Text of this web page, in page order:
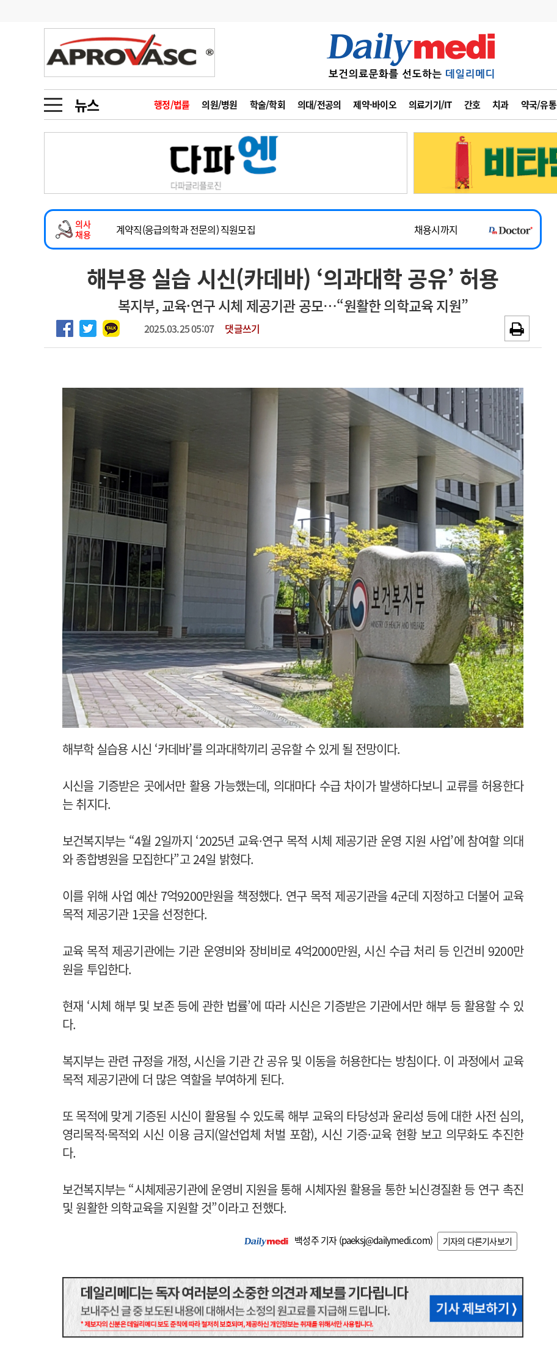
뉴스 행정/법률 의원/병원 학술/학회 의대/전공의 제약·바이오 의료기기/IT 간호 치과 약국/유통
금주의 검색어
1
의사인력 수급 추계
2
성분명 처방
3
AI의료
4
전공의 모집 결과
6
관리급여 실시
지필공 지원책
수련환경 개선
의과대학 입시
메디인포 인사 사고
오피니언 칼럼 수첩
인물 초대석 피플
동영상뉴스
포토뉴스
메디 Hospital 지역병원 중소병원
인포메이션 행정처분 판례 정책/통계 공시
고객센터 회사소개 법적고지 광고안내
의사
채용
2026년 하반기 인턴 모집
~2026-08-31
마취통증의학과 임기제 임상의사 채용
채용시까지
계약직(응급의학과 전문의) 직원모집
채용시까지
하반기 전공의(레지던트1년차) 모집
~2026-08-15
2026년 하반기 인턴 모집
~2026-08-31
마취통증의학과 임기제 임상의사 채용
채용시까지
해부용 실습 시신(카데바) ‘의과대학 공유’ 허용
복지부, 교육·연구 시체 제공기관 공모…“원활한 의학교육 지원”
2025.03.25 05:07 댓글쓰기
해부학 실습용 시신 ‘카데바’를 의과대학끼리 공유할 수 있게 될 전망이다.
시신을 기증받은 곳에서만 활용 가능했는데, 의대마다 수급 차이가 발생하다보니 교류를 허용한다
는 취지다.
보건복지부는 “4월 2일까지 ‘2025년 교육·연구 목적 시체 제공기관 운영 지원 사업’에 참여할 의대
와 종합병원을 모집한다”고 24일 밝혔다.
이를 위해 사업 예산 7억9200만원을 책정했다. 연구 목적 제공기관을 4군데 지정하고 더불어 교육
목적 제공기관 1곳을 선정한다.
교육 목적 제공기관에는 기관 운영비와 장비비로 4억2000만원, 시신 수급 처리 등 인건비 9200만
원을 투입한다.
현재 ‘시체 해부 및 보존 등에 관한 법률’에 따라 시신은 기증받은 기관에서만 해부 등 활용할 수 있
다.
복지부는 관련 규정을 개정, 시신을 기관 간 공유 및 이동을 허용한다는 방침이다. 이 과정에서 교육
목적 제공기관에 더 많은 역할을 부여하게 된다.
또 목적에 맞게 기증된 시신이 활용될 수 있도록 해부 교육의 타당성과 윤리성 등에 대한 사전 심의,
영리목적·목적외 시신 이용 금지(알선업체 처벌 포함), 시신 기증·교육 현황 보고 의무화도 추진한
다.
보건복지부는 “시체제공기관에 운영비 지원을 통해 시체자원 활용을 통한 뇌신경질환 등 연구 촉진
및 원활한 의학교육을 지원할 것”이라고 전했다.
백성주 기자 (paeksj@dailymedi.com) 기자의 다른기사보기